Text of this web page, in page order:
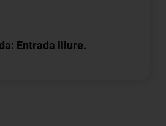
Entrada lliure.